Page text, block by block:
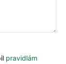
pravidlám